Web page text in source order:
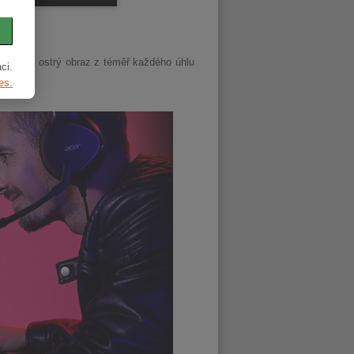
i ostrý obraz z téměř každého úhlu